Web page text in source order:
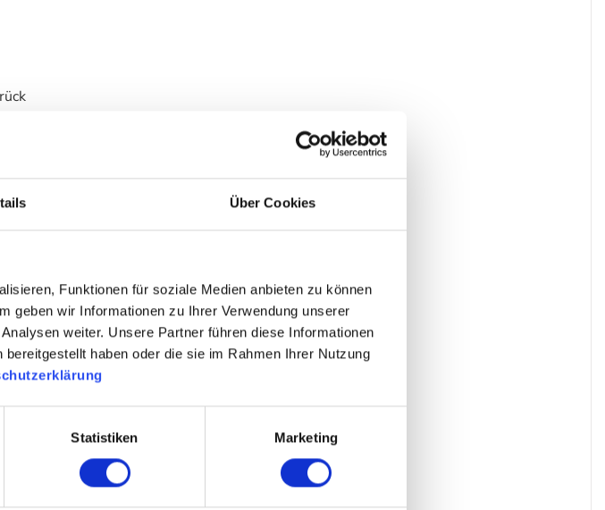
Über Cookies
Funktionen für soziale Medien anbieten zu können
geben wir Informationen zu Ihrer Verwendung unserer
weiter. Unsere Partner führen diese Informationen
haben oder die sie im Rahmen Ihrer Nutzung
Statistiken Marketing